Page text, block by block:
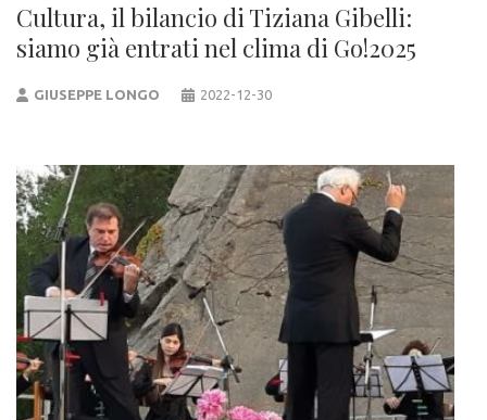
Cultura, il bilancio di Tiziana Gibelli:
siamo già entrati nel clima di Go!2025
GIUSEPPE LONGO 2022-12-30